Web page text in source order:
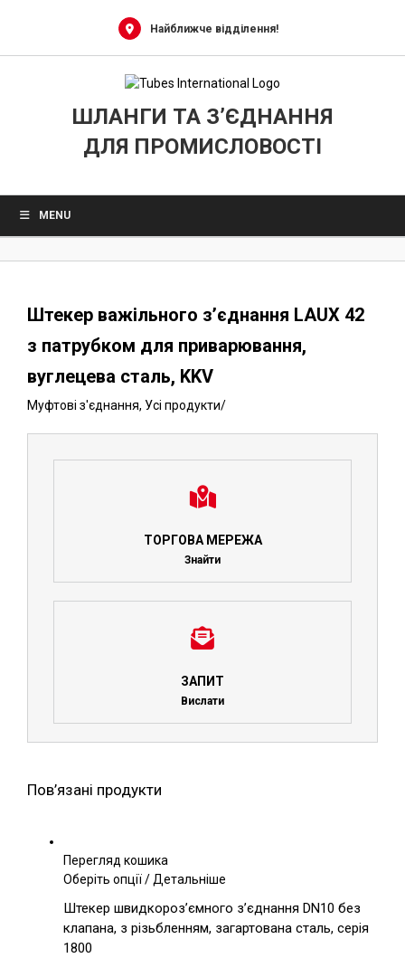
Найближче відділення!
ШЛАНГИ ТА З’ЄДНАННЯ
ДЛЯ ПРОМИСЛОВОСТІ
MENU
Штекер важільного з’єднання LAUX 42
з патрубком для приварювання,
вуглецева сталь, KKV
Муфтові з'єднання, Усі продукти/
ТОРГОВА МЕРЕЖА
Знайти
ЗАПИТ
Вислати
Пов’язані продукти
Перегляд кошика
Оберіть опціїЦей
має
кілька
/Детальніше
Штекер швидкороз’ємного з’єднання DN10 без
клапана, з різьбленням, загартована сталь, серія
1800